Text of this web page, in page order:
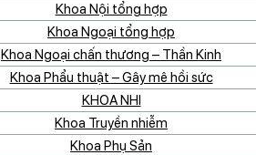
Khoa Nội tổng hợp
Khoa Ngoại tổng hợp
Khoa Ngoại chấn thương – Thần Kinh
Khoa Phẩu thuật – Gây mê hồi sức
KHOA NHI
Khoa Truyền nhiễm
Khoa Phụ Sản